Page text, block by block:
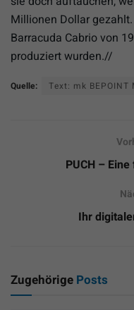
Millionen Dollar
Barracuda Cabrio von
produziert wurden.//
Quelle: Text: mk
PUCH –
Ihr
Zugehörige Posts